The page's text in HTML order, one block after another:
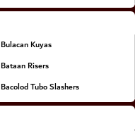
Bulacan Kuyas
Bataan Risers
Bacolod Tubo Slashers